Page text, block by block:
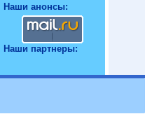
Наши анонсы:
Наши партнеры: